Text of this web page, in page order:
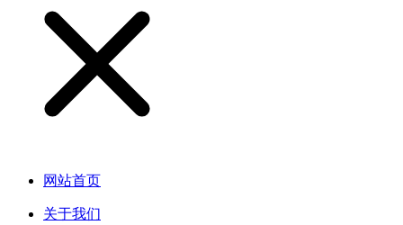
网站首页
关于我们